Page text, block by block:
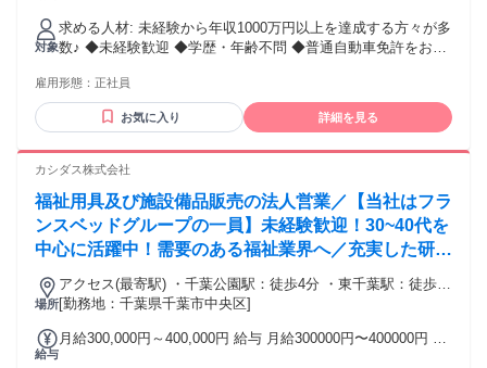
れています。 ＼OJTによる充実したサポート体制！／ 業務の
流れや商品知識、介護保険制度について、イチからじっくり
ト！ ・福祉用具専門相談員の資格取得支援あり：会社負担 私
たちの仕事は、マニュアルを見ただけでできる仕事ではあり
ません。資格があってもうまくできる仕事ではありません。
が大切です。 だからこそ、実践に即したOJT研修に力を入れ
けることができますよ♪ ** ┈┈┈┈┈┈** ➽ どんな会社か気
になった方へ ホームページもご覧ください！ 私たちの魅力を
もっと知っていただけると思います♪ ＼長押ししてWEB検索!
／ https://k-crew.co.jp/ ➽ ご応募の前に、共感できるかご確認
ください。 ＼グループ・ステートメント／ 「Hands,
Heart（ハンズハート）」 ** ┈┈┈┈┈┈** 当社のグループ・
す」という 私たちの想いが込められています。 私たちは、ご
￥15,000（10時間相当分）を含む。10時間を超える残業代は
追加で支給する。 ＜年収モデル＞ 年収1000万円 ／ 1年目 営
業職 年収2500万円 ／ 3年目営業職 ★注目★過去社員の傾
向： 毎月5件契約を獲得した場合の翌年の報酬例 インセンテ
当・資格手当
対象
求める人材: 未経験から年収1000万円以上を達成する方々が多
数♪ ◆未経験歓迎 ◆学歴・年齢不問 ◆普通自動車免許をお持
雇用形態： 正社員
お気に入り 詳細を見る
カシダス株式会社
福祉用具及び施設備品販売の法人営業／【当社はフラ
ンスベッドグループの一員】未経験歓迎！30~40代を
中心に活躍中！需要のある福祉業界へ／充実した研修
や資格取得支援あり／万全の体制でサポート／賞与年
２回→3.02ヵ月分／インセンティブあり／土曜・日
場所
アクセス(最寄駅) ・千葉公園駅：徒歩4分 ・東千葉駅：徒歩5
分
[勤務地：千葉県千葉市中央区]
給与
月給300,000円～400,000円 給与 月給300000円〜400000円 ※